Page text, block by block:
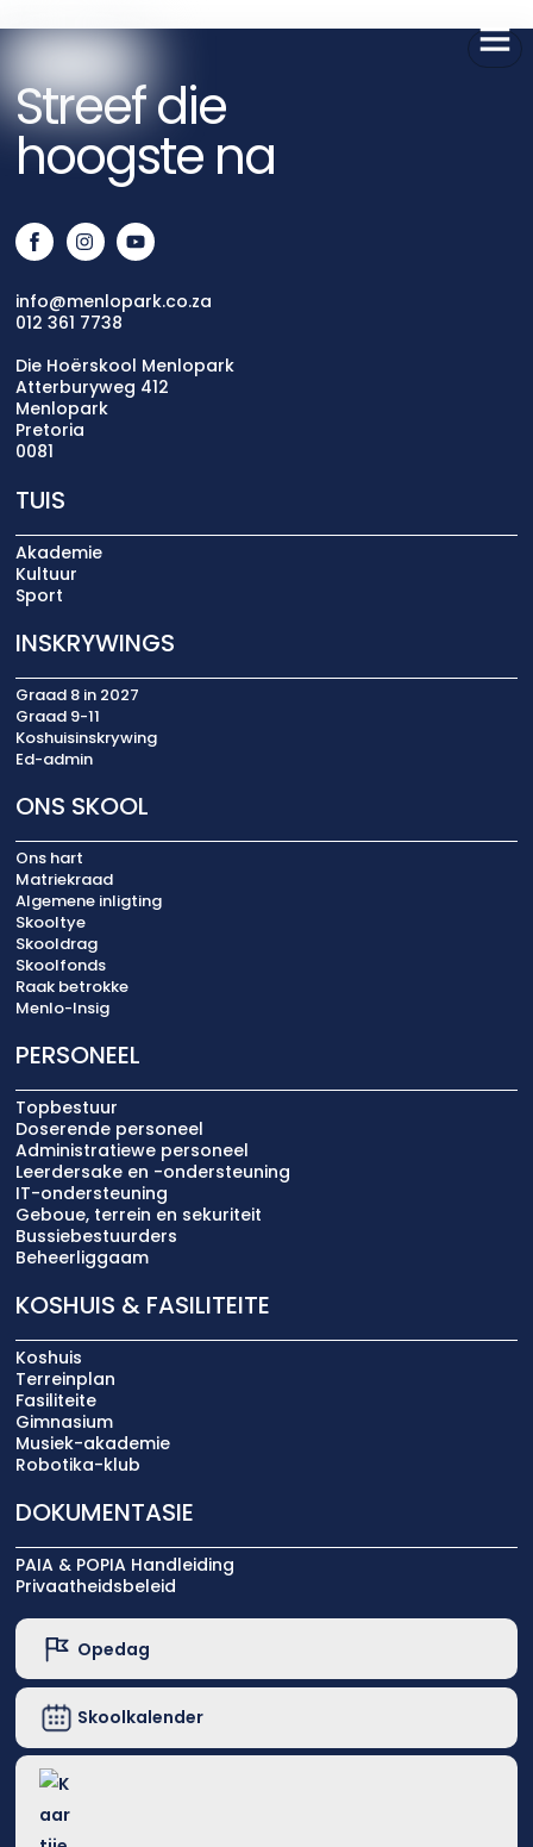
content
Streef die
hoogste na
info@menlopark.co.za
012 361 7738
Die Hoërskool Menlopark
Atterburyweg 412
Menlopark
Pretoria
0081
TUIS
Akademie
Kultuur
Sport
INSKRYWINGS
Graad 8 in 2027
Graad 9-11
Koshuisinskrywing
Ed-admin
ONS SKOOL
Ons hart
Matriekraad
Algemene inligting
Skooltye
Skooldrag
Skoolfonds
Raak betrokke
Menlo-Insig
PERSONEEL
Topbestuur
Doserende personeel
Administratiewe personeel
Leerdersake en -ondersteuning
IT-ondersteuning
Geboue, terrein en sekuriteit
Bussiebestuurders
Beheerliggaam
KOSHUIS & FASILITEITE
Koshuis
Terreinplan
Fasiliteite
Gimnasium
Musiek-akademie
Robotika-klub
DOKUMENTASIE
PAIA & POPIA Handleiding
Privaatheidsbeleid
Opedag
Skoolkalender